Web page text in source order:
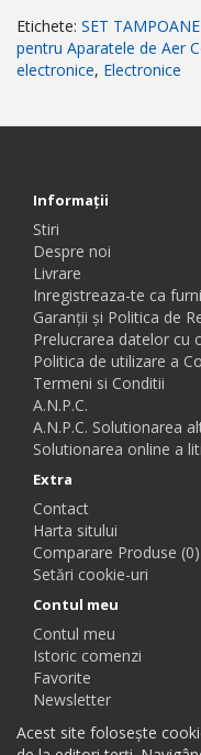
Etichete: SET
pentru Aparatele de Aer
electronice, Electronice
Informaţii
Stiri
Despre noi
Livrare
Inregistreaza-te ca
Garanții și Politica de
Prelucrarea datelor cu
Politica de utilizare a
Termeni si Conditii
A.N.P.C.
A.N.P.C. Solutionarea
Solutionarea online a
Extra
Contact
Harta sitului
Comparare Produse (0)
Setări cookie-uri
Contul meu
Contul meu
Istoric comenzi
Favorite
Newsletter
Acest site folosește